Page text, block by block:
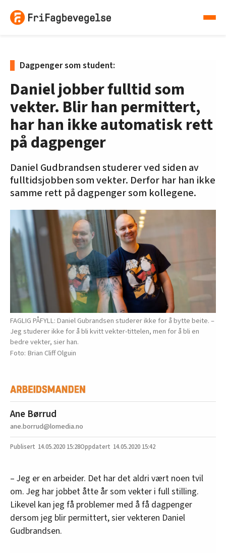
Dagpenger som student:
Daniel jobber fulltid som
vekter. Blir han permittert,
har han ikke automatisk rett
på dagpenger
Daniel Gudbrandsen studerer ved siden av
fulltidsjobben som vekter. Derfor har han ikke
samme rett på dagpenger som kollegene.
FAGLIG PÅFYLL: Daniel Gubrandsen studerer ikke for å bytte beite. –
Jeg studerer ikke for å bli kvitt vekter-tittelen, men for å bli en
bedre vekter, sier han.
Brian Cliff Olguin
Ane Børrud
ane.borrud@lomedia.no
14.05.2020 15:28 14.05.2020 15:42
– Jeg er en arbeider. Det har det aldri vært noen tvil
om. Jeg har jobbet åtte år som vekter i full stilling.
Likevel kan jeg få problemer med å få dagpenger
dersom jeg blir permittert, sier vekteren Daniel
Gudbrandsen.